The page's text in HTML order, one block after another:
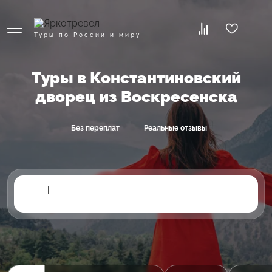
Туры по России и миру
Туры в Константиновский
дворец из Воскресенска
Без переплат Реальные отзывы